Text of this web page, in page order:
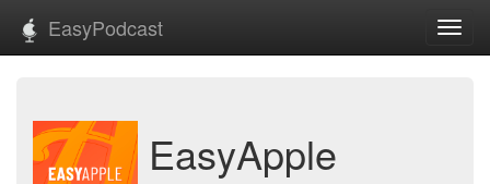
EasyPodcast
EasyApple